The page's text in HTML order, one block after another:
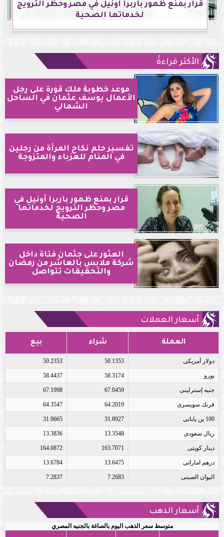
قرار بمنع ظهور باربرا أونيل في مصر وحظر الترويج
لخدماتها الصحية
الأكثر قراءةً
موعد خطوبة ملك قورة على رجل
الأعمال يوسف عثمان في الساحل
الشمالي
تفسير حلم نكاح المرأة من رجلين
في المنام للعزباء والمتزوجة
قرار بمنع ظهور باربرا أونيل في
مصر وحظر الترويج لخدماتها
الصحية
العثور على جثمان فتاة داخل
شركة ملابس بالعاشر من رمضان
والتحقيقات تتواصل
أسعار العملات
العملة شراء بيع
دولار أمريكى 50.1353
50.2353
يورو 58.3174
58.4437
جنيه إسترلينى 67.0459
67.1998
فرنك سويسرى 64.2019
64.3547
100 ين يابانى 31.8927
31.9665
ريال سعودى 13.3548
13.3836
دينار كويتى 163.7071
164.0872
درهم اماراتى 13.6475
13.6784
اليوان الصينى 7.2683
7.2837
أسعار الذهب
متوسط سعر الذهب اليوم بالصاغة بالجنيه المصري